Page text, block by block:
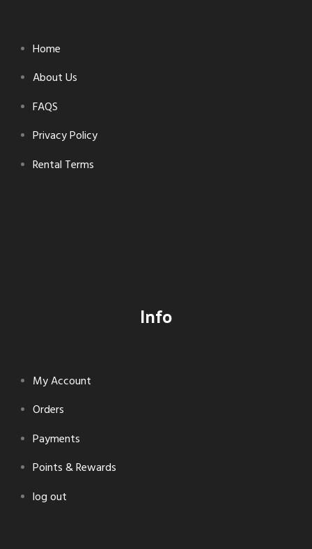
Home
About Us
FAQS
Privacy Policy
Rental Terms
Info
My Account
Orders
Payments
Points & Rewards
log out